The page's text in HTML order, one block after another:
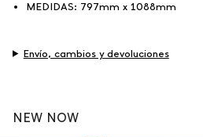
MEDIDAS: 797mm x 1088mm
Envío, cambios y devoluciones
NEW NOW